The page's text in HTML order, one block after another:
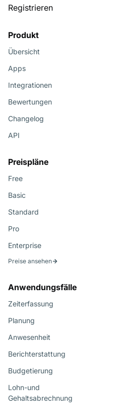
Registrieren
Produkt
Übersicht
Apps
Integrationen
Bewertungen
Changelog
API
Preispläne
Free
Basic
Standard
Pro
Enterprise
Preise ansehen
Anwendungsfälle
Zeiterfassung
Planung
Anwesenheit
Berichterstattung
Budgetierung
Lohn-und
Gehaltsabrechnung